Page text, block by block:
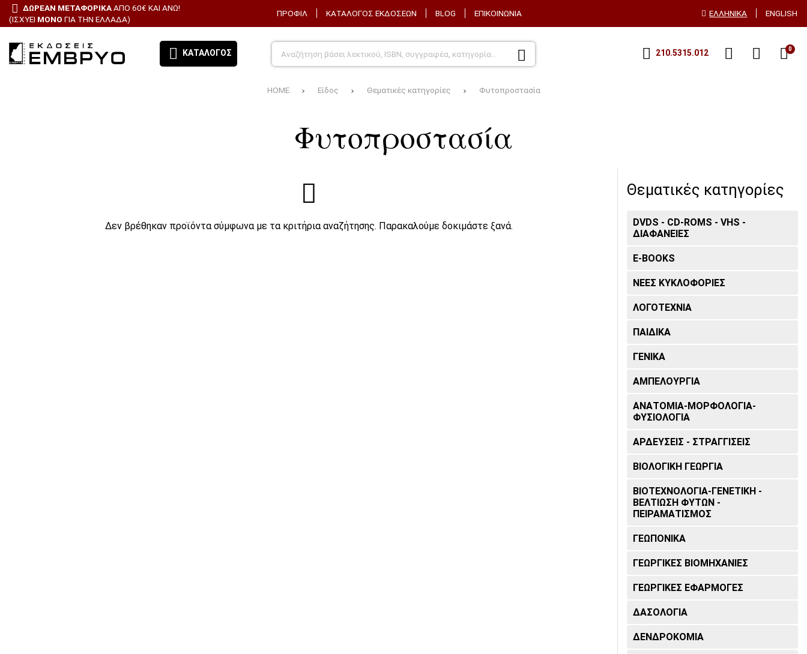
ΔΩΡΕΑΝ ΜΕΤΑΦΟΡΙΚΑΑΠΟ 60€ ΚΑΙ ΑΝΩ!
(ΙΣΧΥΕΙ ΜΟΝΟ ΓΙΑ ΤΗΝ ΕΛΛΑΔΑ)
ΠΡΟΦΙΛ ΚΑΤΑΛΟΓΟΣ ΕΚΔΟΣΕΩΝ BLOG ΕΠΙΚΟΙΝΩΝΙΑ ΕΛΛΗΝΙΚΑ ENGLISH
ΚΑΤΑΛΟΓΟΣ 210.5315.012 0
HOME Είδος Θεματικές κατηγορίες Φυτοπροστασία
Φυτοπροστασία
Δεν βρέθηκαν προϊόντα σύμφωνα με τα κριτήρια αναζήτησης. Παρακαλούμε δοκιμάστε ξανά.
Θεματικές κατηγορίες
DVDS - CD-ROMS - VHS -
ΔΙΑΦΑΝΕΙΕΣ
E-BOOKS
ΝΕΕΣ ΚΥΚΛΟΦΟΡΙΕΣ
ΛΟΓΟΤΕΧΝΙΑ
ΠΑΙΔΙΚΑ
ΓΕΝΙΚΑ
ΑΜΠΕΛΟΥΡΓΙΑ
ΑΝΑΤΟΜΙΑ-ΜΟΡΦΟΛΟΓΙΑ-
ΦΥΣΙΟΛΟΓΙΑ
ΑΡΔΕΥΣΕΙΣ - ΣΤΡΑΓΓΙΣΕΙΣ
ΒΙΟΛΟΓΙΚΗ ΓΕΩΡΓΙΑ
ΒΙΟΤΕΧΝΟΛΟΓΙΑ-ΓΕΝΕΤΙΚΗ -
ΒΕΛΤΙΩΣΗ ΦΥΤΩΝ -
ΠΕΙΡΑΜΑΤΙΣΜΟΣ
ΓΕΩΠΟΝΙΚΑ
ΓΕΩΡΓΙΚΕΣ ΒΙΟΜΗΧΑΝΙΕΣ
ΓΕΩΡΓΙΚΕΣ ΕΦΑΡΜΟΓΕΣ
ΔΑΣΟΛΟΓΙΑ
ΔΕΝΔΡΟΚΟΜΙΑ